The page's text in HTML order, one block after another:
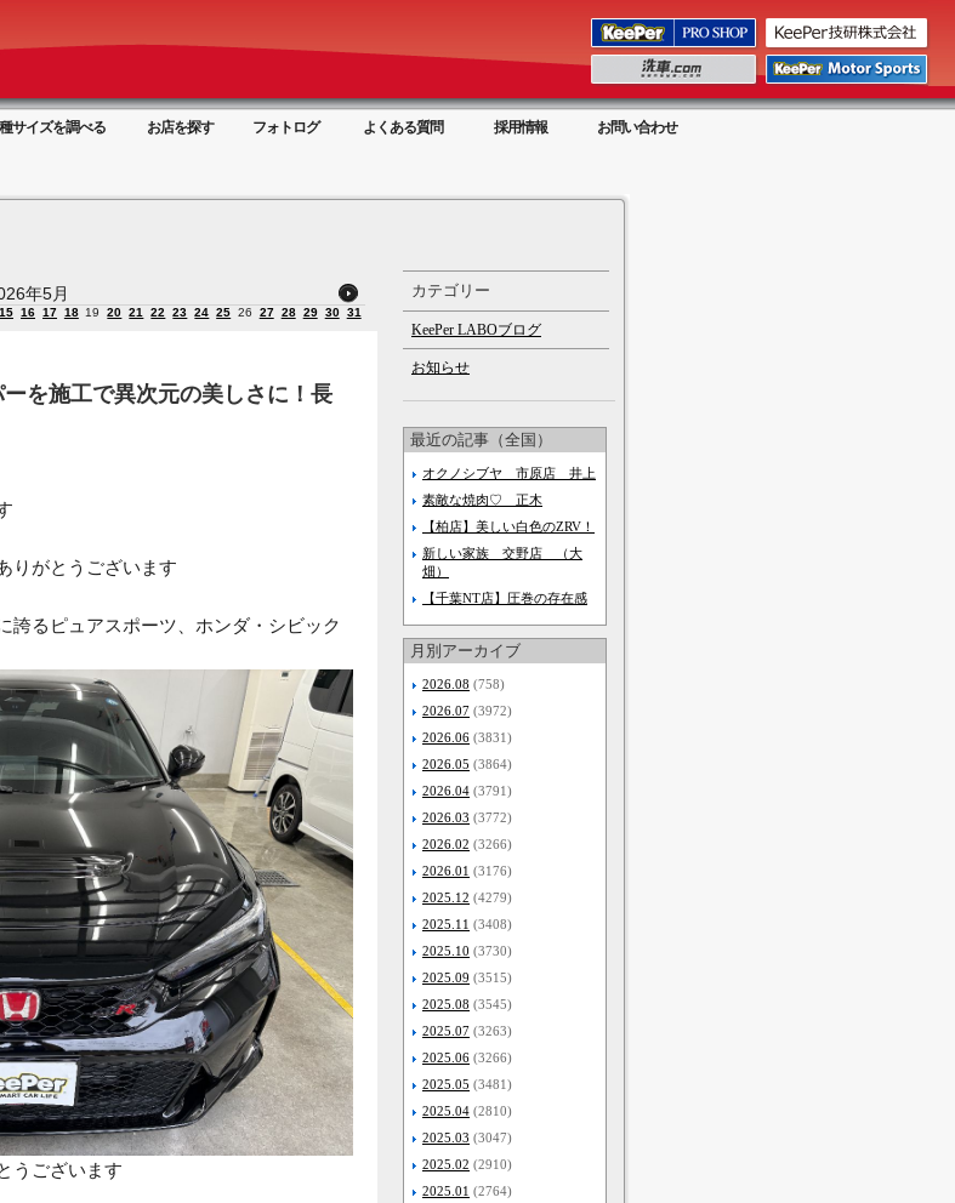
サイズを調べる お店を探す フォトログ よくある質問 採用情報 お問い合わせ
年5月
15 16 17 18 19 20 21 22 23 24 25 26 27 28 29 30 31
を施工で異次元の美しさに！長
りがとうございます
るピュアスポーツ、 ホンダ・シビック
うございます
カテゴリー
KeePer LABOブログ
お知らせ
最近の記事（全国）
オクノシブヤ 市原店 井上
素敵な焼肉♡ 正木
【柏店】美しい白色のZRV！
新しい家族 交野店 （大
畑）
【千葉NT店】圧巻の存在感
月別アーカイブ
2026.08 (758)
2026.07 (3972)
2026.06 (3831)
2026.05 (3864)
2026.04 (3791)
2026.03 (3772)
2026.02 (3266)
2026.01 (3176)
2025.12 (4279)
2025.11 (3408)
2025.10 (3730)
2025.09 (3515)
2025.08 (3545)
2025.07 (3263)
2025.06 (3266)
2025.05 (3481)
2025.04 (2810)
2025.03 (3047)
2025.02 (2910)
2025.01 (2764)